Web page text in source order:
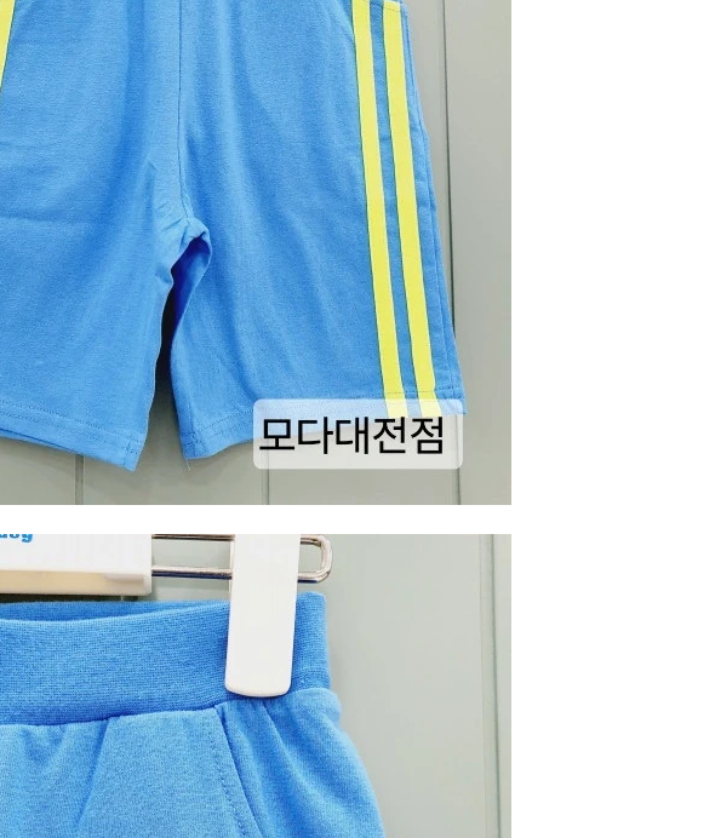
장바구니 쿠폰
가능 쿠폰
3,000원
[8월 모다아울렛위크] 3000원 장바구니 쿠폰
~2026-08-09 23:59 (D-2)
(결제금액 100,000원 이상, 최대할인 3,000원)
5,000원
[8월 아울렛위크] 5000원 장바구니 쿠폰
~2026-08-09 23:59(D-2)
(결제금액 150,000원 이상, 최대할인 5,000원)
습니다.
상품이에요
떠세요?